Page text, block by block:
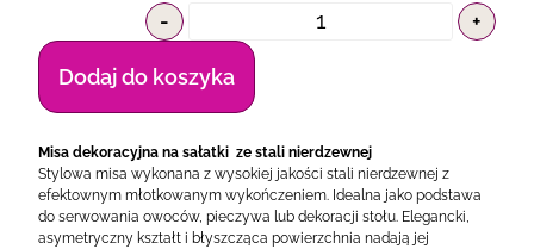
- +
Dodaj do koszyka
Misa dekoracyjna na sałatki ze stali nierdzewnej
Stylowa misa wykonana z wysokiej jakości stali nierdzewnej z
efektownym młotkowanym wykończeniem. Idealna jako podstawa
do serwowania owoców, pieczywa lub dekoracji stołu. Elegancki,
asymetryczny kształt i błyszcząca powierzchnia nadają jej